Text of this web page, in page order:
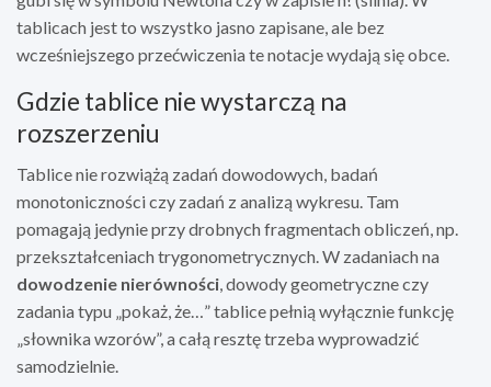
tablicach jest to wszystko jasno zapisane, ale bez
wcześniejszego przećwiczenia te notacje wydają się obce.
Gdzie tablice nie wystarczą na
rozszerzeniu
Tablice nie rozwiążą zadań dowodowych, badań
monotoniczności czy zadań z analizą wykresu. Tam
pomagają jedynie przy drobnych fragmentach obliczeń, np.
przekształceniach trygonometrycznych. W zadaniach na
dowodzenie nierówności, dowody geometryczne czy
zadania typu „pokaż, że…” tablice pełnią wyłącznie funkcję
„słownika wzorów”, a całą resztę trzeba wyprowadzić
samodzielnie.